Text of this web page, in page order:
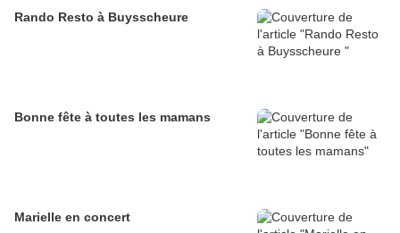
Rando Resto à Buysscheure
Bonne fête à toutes les mamans
Marielle en concert